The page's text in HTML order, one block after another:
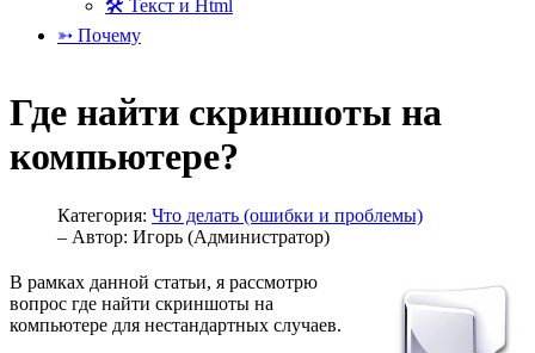
🛠 Текст и Html
➳ Почему
Где найти скриншоты на
компьютере?
Категория: Что делать (ошибки и проблемы)
– Автор: Игорь (Администратор)
В рамках данной статьи, я рассмотрю
вопрос где найти скриншоты на
компьютере для нестандартных случаев.